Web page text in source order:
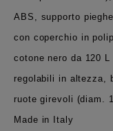
ABS, supporto
con coperchio in
cotone nero da 120
regolabili in altezza,
ruote girevoli (diam.
Made in Italy